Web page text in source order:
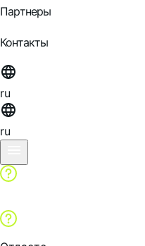
Партнеры
Контакты
ru
ru